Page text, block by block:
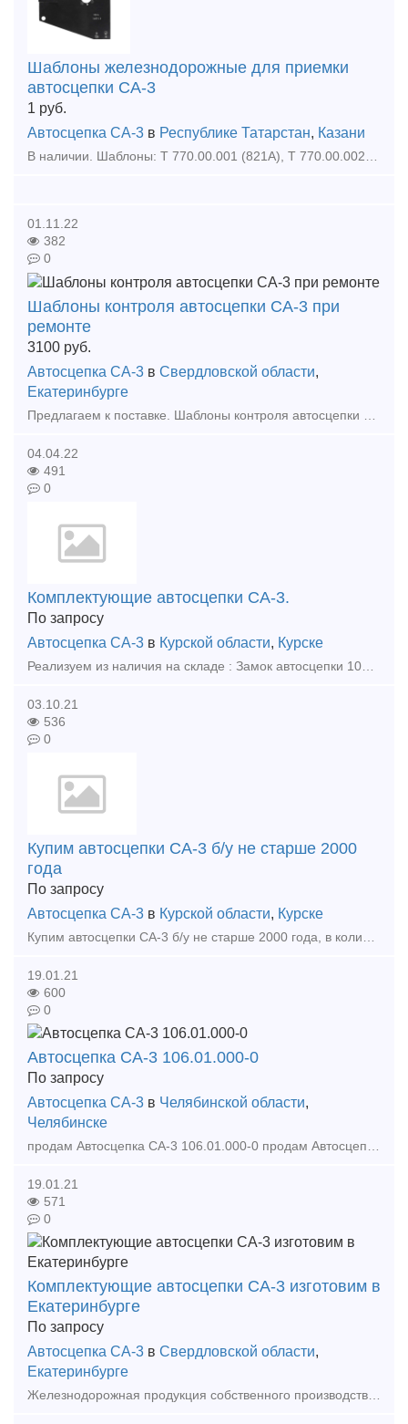
Шаблоны железнодорожные для приемки
автосцепки СА-3
1 руб.
Автосцепка СА-3 в Республике Татарстан, Казани
01.11.22
382
0
Шаблоны контроля автосцепки СА-3 при
ремонте
3100 руб.
Автосцепка СА-3 в Свердловской области,
Екатеринбурге
04.04.22
491
0
Комплектующие автосцепки СА-3.
По запросу
Автосцепка СА-3 в Курской области, Курске
03.10.21
536
0
Купим автосцепки СА-3 б/у не старше 2000
года
По запросу
Автосцепка СА-3 в Курской области, Курске
19.01.21
600
0
Автосцепка СА-3 106.01.000-0
По запросу
Автосцепка СА-3 в Челябинской области,
Челябинске
продам Автосцепка СА-3 106.01.000-0 продам Автосцепка СА-3 106.01.000-0 продам Автосцепка СА-3 106.01.000-0 продам Автосцепка СА-3 106.01.000-0 продам Автосцепка СА-3 1
19.01.21
571
0
Комплектующие автосцепки СА-3 изготовим в
Екатеринбурге
По запросу
Автосцепка СА-3 в Свердловской области,
Екатеринбурге
Железнодорожная продукция собственного производства. Автосцепка и комплектующие к ней: подъемник замка, предохранитель замка, валик подъемника, замок, замкодержатель, поглощающий аппарат, корп